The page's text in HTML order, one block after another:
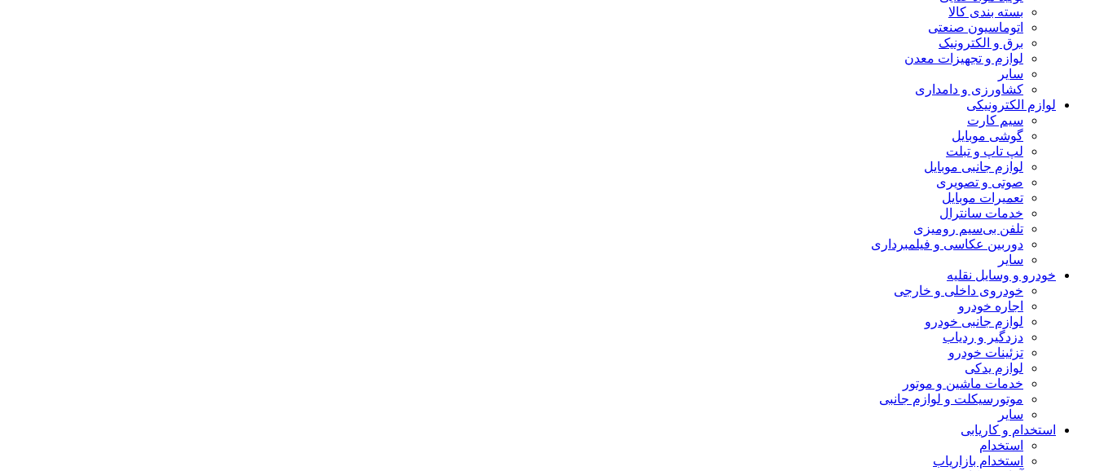
بسته بندی کالا
اتوماسیون صنعتی
برق و الکترونیک
لوازم و تجهیزات معدن
سایر
کشاورزی و دامداری
لوازم الکترونیکی
سیم کارت
گوشی موبایل
لپ تاپ و تبلت
لوازم جانبی موبایل
صوتی و تصویری
تعمیرات موبایل
خدمات سانترال
تلفن بی‌سیم رومیزی
دوربین عکاسی و فیلمبرداری
سایر
خودرو و وسایل نقلیه
خودروی داخلی و خارجی
اجاره خودرو
لوازم جانبی خودرو
دزدگیر و ردیاب
تزئینات خودرو
لوازم یدکی
خدمات ماشین و موتور
موتورسیکلت و لوازم جانبی
سایر
استخدام و کاریابی
استخدام
استخدام بازاریاب